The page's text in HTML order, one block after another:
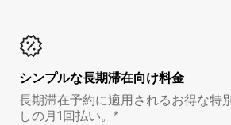
シンプルな長期滞在向け料金
長期滞在予約に適用されるお得な特
しの月1回払い。*